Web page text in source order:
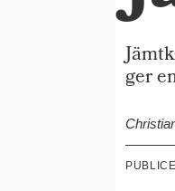
ger